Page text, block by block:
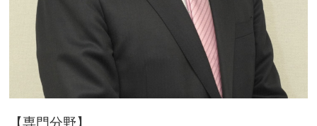
【専門分野】